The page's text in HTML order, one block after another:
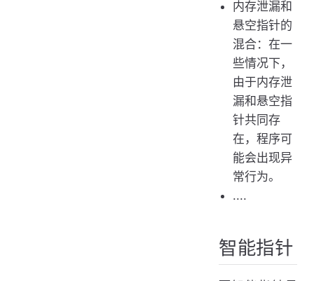
内存泄漏和
悬空指针的
混合：在一
些情况下，
由于内存泄
漏和悬空指
针共同存
在，程序可
能会出现异
常行为。
....
智能指针